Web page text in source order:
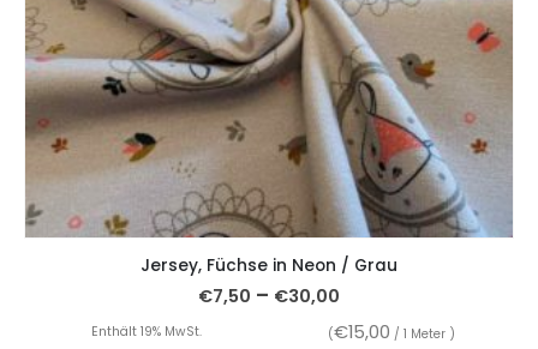
Jersey, Füchse in Neon / Grau
€7,50 – €30,00
Enthält 19% MwSt. (€15,00 / 1 Meter )